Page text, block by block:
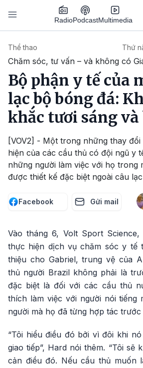
Nhảy đến nội dung
RadioPodcastMultimedia
Thể thao Thứ
Chăm sóc, tư vấn – và không có
Bộ phận y tế của
lạc bộ bóng đá:
khắc tươi sáng
[VOV2] - Một trong những thay
hiện của các cầu thủ có đội ngũ y
những người làm việc với họ trong
được thiết kế đặc biệt ngoài câu
Facebook Gửi mail
Vào tháng 6, Volt Sport
thực hiện dịch vụ chăm sóc y tế
thiệu cho Gabriel, trung vệ của
thủ người Brazil không phải là
đặc biệt là đối với các cầu thủ
thích làm việc với người nói tiếng
người mà họ đã từng hợp tác trước
“Tôi hiểu điều đó bởi vì đôi khi
giao tiếp”, Hard nói thêm. “Tôi sẽ
cản điều đó. Nếu cầu thủ muốn